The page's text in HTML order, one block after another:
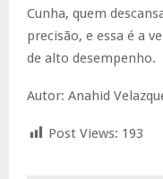
Cunha, quem
precisão, e essa é a
de alto desempenho.
Autor: Anahid
Post Views: 193